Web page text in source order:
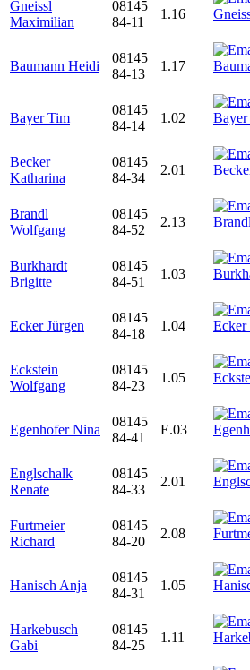
Gneissl
Maximilian
08145
84-11
1.16
Baumann Heidi
08145
84-13
1.17
Bayer Tim
08145
84-14
1.02
Becker
Katharina
08145
84-34
2.01
Brandl
Wolfgang
08145
84-52
2.13
Burkhardt
Brigitte
08145
84-51
1.03
Ecker Jürgen
08145
84-18
1.04
Eckstein
Wolfgang
08145
84-23
1.05
Egenhofer Nina
08145
84-41
E.03
Englschalk
Renate
08145
84-33
2.01
Furtmeier
Richard
08145
84-20
2.08
Hanisch Anja
08145
84-31
1.05
Harkebusch
Gabi
08145
84-25
1.11